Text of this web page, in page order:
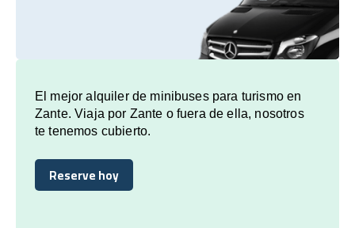
El mejor alquiler de minibuses para turismo en
Zante. Viaja por Zante o fuera de ella, nosotros
te tenemos cubierto.
Reserve hoy
Reserve hoy